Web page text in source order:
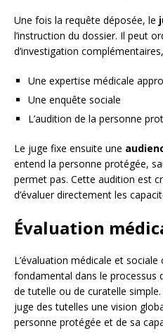
Une fois la requête déposée, le
l’instruction du dossier. Il peut
d’investigation
Une expertise médicale
Une enquête sociale
L’audition de la personne
Le juge fixe ensuite une
entend la personne protégée,
permet pas. Cette audition est
d’évaluer directement les
Évaluation
L’évaluation médicale et
fondamental dans le processus
de tutelle ou de curatelle
juge des tutelles une vision
personne protégée et de sa